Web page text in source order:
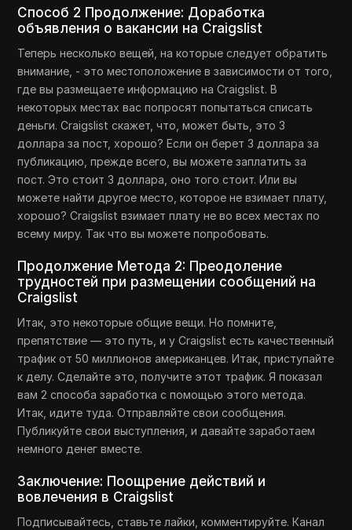
Способ 2 Продолжение: Доработка
объявления о вакансии на Craigslist
Теперь несколько вещей, на которые следует обратить
внимание, - это местоположение в зависимости от того,
где вы размещаете информацию на Craigslist. В
некоторых местах вас попросят попытаться списать
деньги. Craigslist скажет, что, может быть, это 3
доллара за пост, хорошо? Если он берет 3 доллара за
публикацию, прежде всего, вы можете заплатить за
пост. Это стоит 3 доллара, оно того стоит. Или вы
можете найти другое место, которое не взимает плату,
хорошо? Craigslist взимает плату не во всех местах по
всему миру. Так что вы можете попробовать.
Продолжение Метода 2: Преодоление
трудностей при размещении сообщений на
Craigslist
Итак, это некоторые общие вещи. Но помните,
препятствие — это путь, и у Craigslist есть качественный
трафик от 50 миллионов американцев. Итак, приступайте
к делу. Сделайте это, получите этот трафик. Я показал
вам 2 способа заработка с помощью этого метода.
Итак, идите туда. Отправляйте свои сообщения.
Публикуйте свои выступления, и давайте заработаем
немного денег вместе.
Заключение: Поощрение действий и
вовлечения в Craigslist
Подписывайтесь, ставьте лайки, комментируйте. Канал